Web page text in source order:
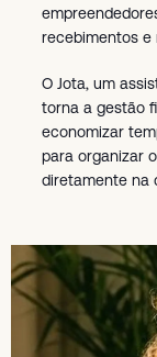
recebimentos e
O Jota, um
torna a gestão
economizar
para organizar
diretamente na